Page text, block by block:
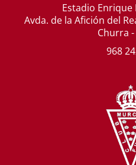
Estadio Enrique
Avda. de la Afición del
Churra
968